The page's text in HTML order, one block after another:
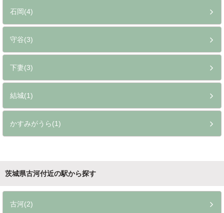
石岡(4)
守谷(3)
下妻(3)
結城(1)
かすみがうら(1)
茨城県古河付近の駅から探す
古河(2)